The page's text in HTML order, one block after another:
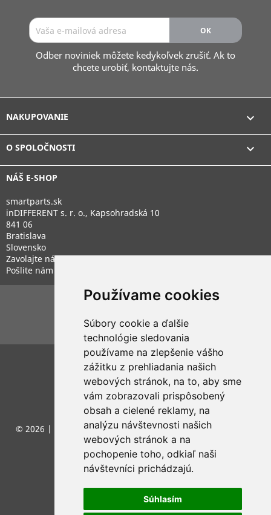
Používame cookies
Súbory cookie a ďalšie
technológie sledovania
používame na zlepšenie vášho
zážitku z prehliadania našich
webových stránok, na to, aby sme
vám zobrazovali prispôsobený
obsah a cielené reklamy, na
analýzu návštevnosti našich
webových stránok a na
pochopenie toho, odkiaľ naši
návštevníci prichádzajú.
Súhlasím
Odber noviniek môžete kedykoľvek zrušiť. Ak to
chcete urobiť, kontaktujte nás.
NAKUPOVANIE 
O SPOLOČNOSTI 
NÁŠ E-SHOP
smartparts.sk
inDIFFERENT s. r. o., Kapsohradská 10
841 06
Bratislava
Slovensko
Zavolajte nám:+421 948 187 781
Pošlite nám e-mail:
SLEDUJTE NÁS
Facebook Instagram
© 2026 | tvorba eshopu Bratislavaby Nastavenie
cookies